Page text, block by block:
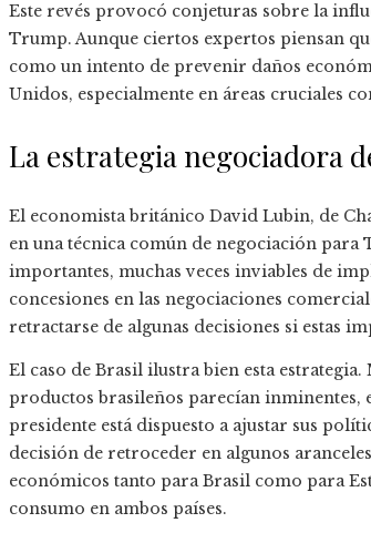
Este revés provocó conjeturas sobre la
Trump. Aunque ciertos expertos piensan
como un intento de prevenir daños
Unidos, especialmente en áreas cruciales
La estrategia negociadora
El economista británico David Lubin, de
en una técnica común de negociación
importantes, muchas veces inviables de
concesiones en las negociaciones
retractarse de algunas decisiones si estas
El caso de Brasil ilustra bien esta
productos brasileños parecían inminentes,
presidente está dispuesto a ajustar sus
decisión de retroceder en algunos
económicos tanto para Brasil como para
consumo en ambos países.